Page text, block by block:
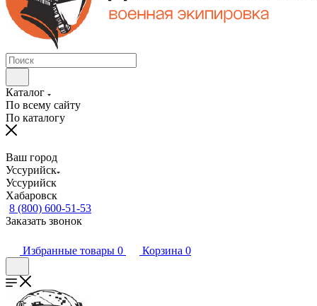
Каталог
По всему сайту
По каталогу
Ваш город
Уссурийск
Уссурийск
Хабаровск
8 (800) 600-51-53
Заказать звонок
Избранные товары 0 Корзина 0